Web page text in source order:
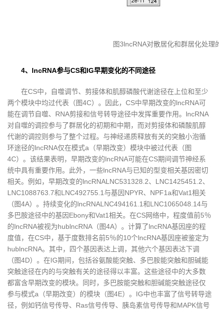
图3lncRNA对散居化和群居化处理
4、lncRNA参与CS和IG早期变化的不同途径
在CS中，自噬调节、剪接体和肌醇磷酸代谢途径在上位和至少
两个模块中均过代表（图4C）。因此，CS中早期改变的lncRNA可
能在调节自噬、RNA剪接和信号转导途径中发挥重要作用。lncRNA
对自噬的调控参与了群居化的初期和中期，而对剪接体和磷酸肌醇
代谢的调控则参与了整个过程。与神经递质释放有关的突触小泡循
环途径的lncRNA仅在模式a（早期改变）模块中被过代表（图
4C）。该结果表明，早期改变的lncRNA可能在CS期间调节神经系
统中具有重要作用。此外，一些lncRNA与已知的型变相关基因密切
相关。例如，早期改变的lncRNALNC531328.2、LNC1425451.2、
LNC1088763.7和LNC492755.1与基因NPYR、NPF1a和Vat1相关
（图4A）。持续变化的lncRNALNC494161.1和LNC1065048.14与
多巴胺途径中的基因Ebony和Vat1相关。在CS网络中，程度值前5％
的lncRNA被视为hublncRNA（图4A）。计算了lncRNA基因座的程
度值，在CS中，基于度数排名前5％的10个lncRNA基因座被鉴定为
hublncRNA。其中，四个基因表达上调，其他六个基因表达下调
（图4D）。在IG期间，包括谷氨酸能突触、多巴胺能突触和胆碱能
突触途径在内的与突触有关的途径得以丰富。这些途径中的大多数
都富含早期改变的模块。同时，多巴胺能突触和胆碱能突触途径仅
参与模式a（早期改变）的模块（图4E）。IG中也丰富了信号转导途
径，例如钙信号传导、Ras信号传导、胰岛素信号传导和MAPK信号